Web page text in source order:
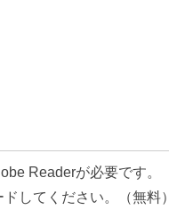
Readerが必要です。
してください。（無料）